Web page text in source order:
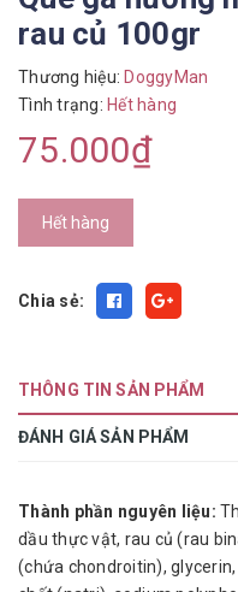
rau củ 100gr
Thương hiệu: DoggyMan
Tình trạng: Hết hàng
75.000₫
Hết hàng
Chia sẻ:
THÔNG TIN SẢN PHẨM
ĐÁNH GIÁ SẢN PHẨM
Thành phần nguyên liệu:
dầu thực vật, rau củ (rau
(chứa chondroitin),